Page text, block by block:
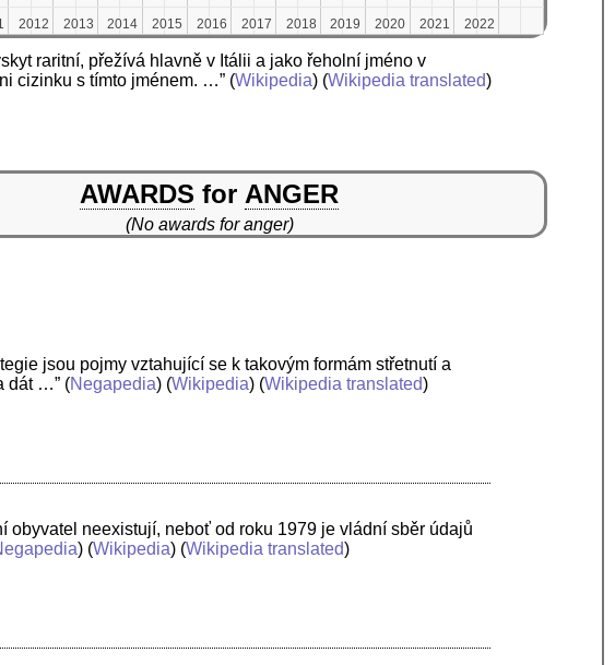
2012
2012 2013
2013 2014
2014 2015
2015 2016
2016 2017
2017 2018
2018 2019
2019 2020
2020 2021
2021 2022
2022
raritní, přežívá hlavně v Itálii a jako řeholní jméno v
cizinku s tímto jménem. …” (Wikipedia) (Wikipedia translated)
AWARDS for ANGER
(No awards for anger)
jsou pojmy vztahující se k takovým formám střetnutí a
dát …” (Negapedia) (Wikipedia) (Wikipedia translated)
obyvatel neexistují, neboť od roku 1979 je vládní sběr údajů
) (Wikipedia) (Wikipedia translated)